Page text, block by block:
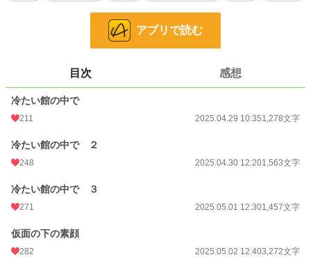
おしとやかで無力な令嬢を演じながら、彼女はじわじわと仕返しを始める。
貴族社会の裏の裏。人の噂。人間関係。
「ふふ、気づいた時には遅いのよ」
優しげな仮面の下に、冷たい微笑みを宿すリディアの復讐劇が今、始まる。
ざまぁ×恋愛×ファンタジーの三拍子で贈る、スカッと復讐劇！
勧善懲悪が好きな方、読後感すっきりしたい方にオススメです！
小説 24,774 位 / 228,743 件
ファンタジー
お気に入り 165
文字数 13,883
アプリで読む
目次 感想
冷たい館の中で
211 2025.04.29 10:351,278文字
冷たい館の中で ２
248 2025.04.30 12:201,563文字
冷たい館の中で ３
271 2025.05.01 12:301,457文字
仮面の下の素顔
282 2025.05.02 12:403,272文字